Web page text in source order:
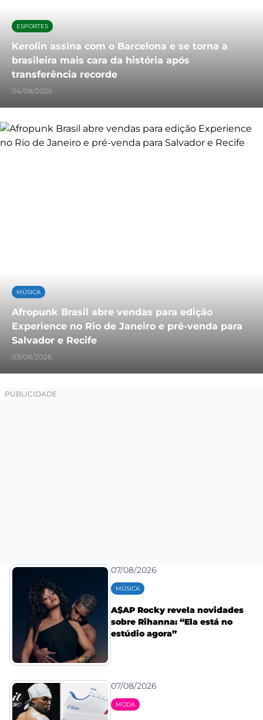
ESPORTES
Kerolin assina com o Barcelona e se torna a
brasileira mais cara da história após
transferência recorde
04/08/2026
MÚSICA
Afropunk Brasil abre vendas para edição
Experience no Rio de Janeiro e pré-venda para
Salvador e Recife
03/08/2026
07/08/2026
MÚSICA
A$AP Rocky revela novidades
sobre Rihanna: “Ela está no
estúdio agora”
07/08/2026
MODA